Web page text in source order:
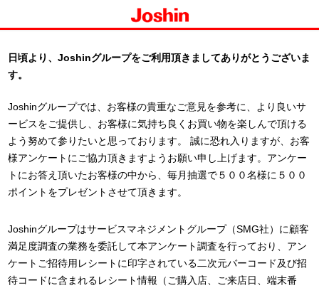
日頃より、Joshinグループをご利用頂きましてありがとうございま
す。
Joshinグループでは、お客様の貴重なご意見を参考に、より良いサ
ービスをご提供し、お客様に気持ち良くお買い物を楽しんで頂ける
よう努めて参りたいと思っております。 誠に恐れ入りますが、お客
様アンケートにご協力頂きますようお願い申し上げます。アンケー
トにお答え頂いたお客様の中から、毎月抽選で５００名様に５００
ポイントをプレゼントさせて頂きます。
Joshinグループはサービスマネジメントグループ（SMG社）に顧客
満足度調査の業務を委託して本アンケート調査を行っており、アン
ケートご招待用レシートに印字されている二次元バーコード及び招
待コードに含まれるレシート情報（ご購入店、ご来店日、端末番